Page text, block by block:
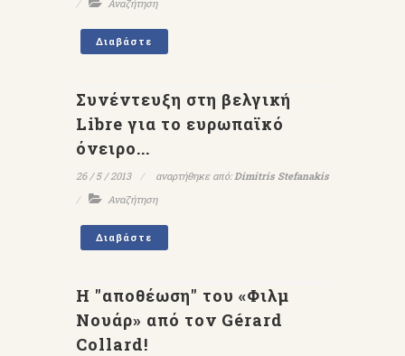
Αναζήτηση
Διαβάστε
Συνέντευξη στη βελγική
Libre για το ευρωπαϊκό
όνειρο...
26 / 5 / 2013 αναρτήθηκε από:Dimitris Stefanakis
Αναζήτηση
Διαβάστε
Η "αποθέωση" του «Φιλμ
Νουάρ» από τον Gérard
Collard!